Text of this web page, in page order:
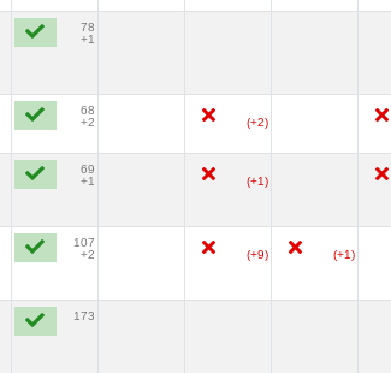
78
+1
68
+2
(+2)
69
+1
(+1)
107
+2
(+9) (+1)
173